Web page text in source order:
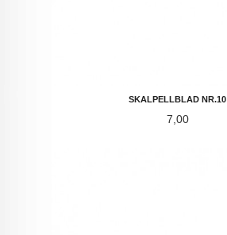
SKALPELLBLAD NR.10
Pris
7,00